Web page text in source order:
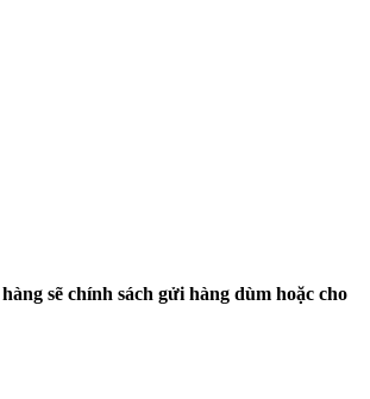
sẽ chính sách gửi hàng dùm hoặc cho